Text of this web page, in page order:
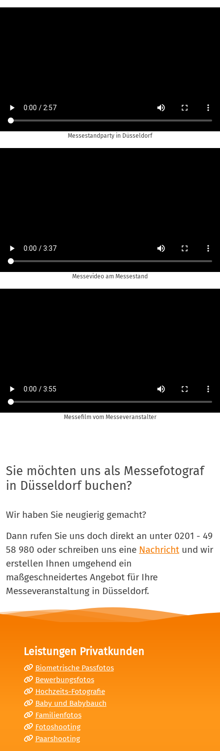
Messestandparty in Düsseldorf
Messevideo am Messestand
Messefilm vom Messeveranstalter
Sie möchten uns als Messefotograf
in Düsseldorf buchen?
Wir haben Sie neugierig gemacht?
Dann rufen Sie uns doch direkt an unter 0201 - 49
58 980 oder schreiben uns eine Nachricht und wir
erstellen Ihnen umgehend ein
maßgeschneidertes Angebot für Ihre
Messeveranstaltung in Düsseldorf.
Leistungen Privatkunden
Biometrische Passfotos
Bewerbungsfotos
Hochzeits-Fotografie
Baby und Babybauch
Familienfotos
Fotoshooting
Paarshooting